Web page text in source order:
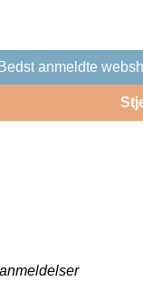
Bedst anmeldte
anmeldelser